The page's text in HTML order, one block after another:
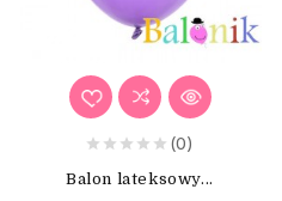
(0)
Balon lateksowy...